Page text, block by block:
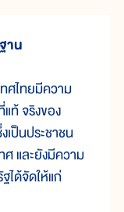
าน
ไทยมีความ
ท้ จริงของ
เป็นประชาชน
และยังมีความ
ได้จัดให้แก่